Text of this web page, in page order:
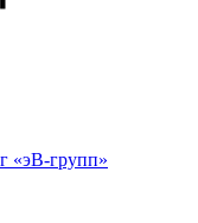
«эВ-групп»